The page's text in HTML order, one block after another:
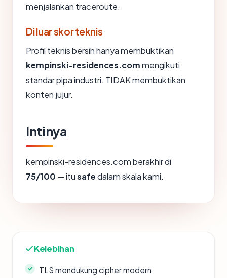
menjalankan traceroute.
Di luar skor teknis
Profil teknis bersih hanya membuktikan
kempinski-residences.commengikuti
standar pipa industri. TIDAK membuktikan
konten jujur.
Intinya
kempinski-residences.com berakhir di
75/100 — itusafedalam skala kami.
Kelebihan
TLS mendukung cipher modern